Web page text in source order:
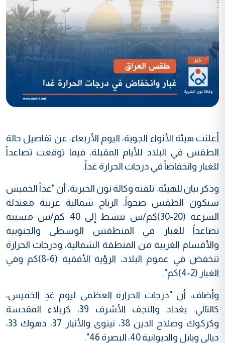
أعلنت هيئة الأنواء الجوية، اليوم الأربعاء، عن تفاصيل حالة
الطقس في البلاد للأيام المقبلة، فيما توقعت تصاعداً
للغبار وانخفاضاً في درجات الحرارة غداً.
وذكر بيان للهيئة، تلقته وكالة نون الخبرية، أن "غداً الخميس
سيكون الطقس صحواً، الرياح شمالية غربية معتدلة
السرعة (20-30)كم/س تنشط إلى 40 كم/س مسببة
تصاعداً للغبار في المنطقتين الوسطى والجنوبية
والأقسام الغربية من المنطقة الشمالية، ودرجات الحرارة
تنخفض في عموم البلاد، الرؤية الأفقية (6-8)كم وفي
الغبار (2-4)كم".
وأضاف، أن "درجات الحرارة العظمى ليوم غدٍ الخميس،
كالتالي: بغداد والنجف الأشرف 39، كربلاء المقدسة
وكركوك وصلاح الدين 38، نينوى والأنبار 37، دهوك 33،
ديالى وبابل والديوانية 40، البصرة 46".